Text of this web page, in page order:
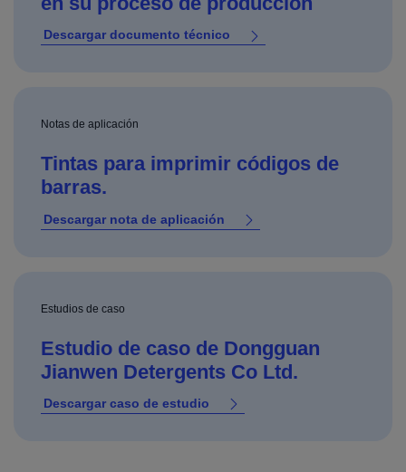
Descargar documento técnico
Notas de aplicación
Tintas para imprimir códigos de
barras.
Descargar nota de aplicación
Estudios de caso
Estudio de caso de Dongguan
Jianwen Detergents Co Ltd.
Descargar caso de estudio